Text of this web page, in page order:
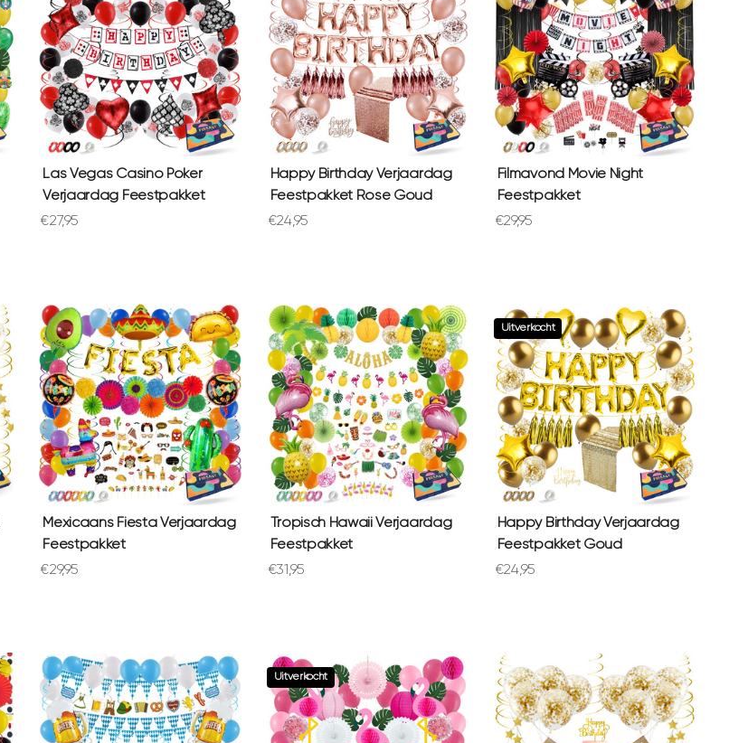
Las Vegas Casino Poker
Verjaardag Feestpakket
Aanbiedingsprijs
€27,95
Happy Birthday Verjaardag
Feestpakket Rose Goud
Aanbiedingsprijs
€24,95
Filmavond Movie Night
Feestpakket
Aanbiedingsprijs
€29,95
Mexicaans Fiesta Verjaardag
Feestpakket
Aanbiedingsprijs
€29,95
Tropisch Hawaii Verjaardag
Feestpakket
Aanbiedingsprijs
€31,95
Uitverkocht
Happy Birthday Verjaardag
Feestpakket Goud
Aanbiedingsprijs
€24,95
Uitverkocht